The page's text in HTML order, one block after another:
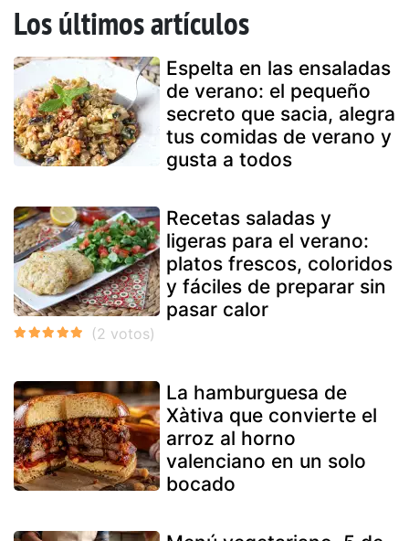
Los últimos artículos
Espelta en las ensaladas
de verano: el pequeño
secreto que sacia, alegra
tus comidas de verano y
gusta a todos
Recetas saladas y
ligeras para el verano:
platos frescos, coloridos
y fáciles de preparar sin
pasar calor
La hamburguesa de
Xàtiva que convierte el
arroz al horno
valenciano en un solo
bocado